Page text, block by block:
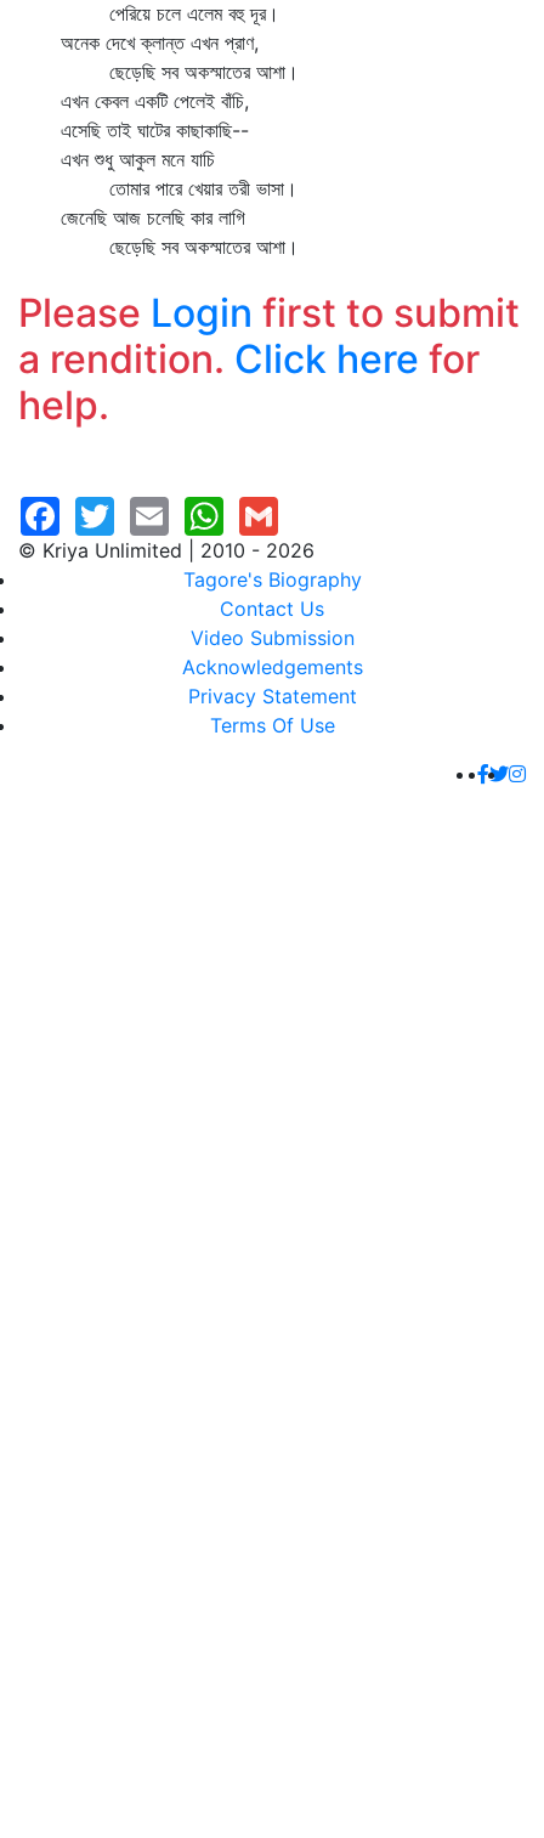
পেরিয়ে চলে এলেম বহু দূর।
অনেক দেখে ক্লান্ত এখন প্রাণ,
ছেড়েছি সব অকস্মাতের আশা।
এখন কেবল একটি পেলেই বাঁচি,
এসেছি তাই ঘাটের কাছাকাছি--
এখন শুধু আকুল মনে যাচি
তোমার পারে খেয়ার তরী ভাসা।
জেনেছি আজ চলেছি কার লাগি
ছেড়েছি সব অকস্মাতের আশা।
Please Login first to submit
a rendition. Click here for
help.
© Kriya Unlimited | 2010 - 2026
Tagore's Biography
Contact Us
Video Submission
Acknowledgements
Privacy Statement
Terms Of Use